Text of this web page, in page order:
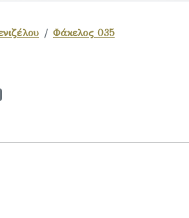
Φάκελος 035